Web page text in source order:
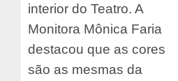
interior do Teatro. A
Monitora Mônica Faria
destacou que as cores
são as mesmas da